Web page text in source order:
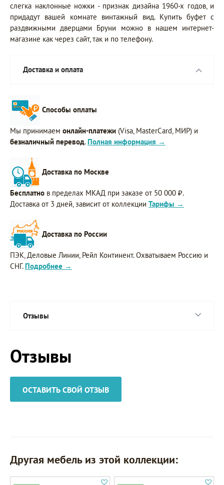
слегка наклонные ножки - признак дизайна 1960-х годов, и
придадут вашей комнате винтажный вид. Купить буфет с
раздвижными дверцами Бруни можно в нашем интернет-
магазине как через сайт, так и по телефону.
Доставка и оплата
Способы оплаты
Мы принимаем онлайн-платежи (Visa, MasterCard, МИР) и
безналичный перевод. Полная информация →
Доставка по Москве
Бесплатно в пределах МКАД при заказе от 50 000 ₽.
Доставка от 3 дней, зависит от коллекции Тарифы →
Доставка по России
ПЭК, Деловые Линии, Рейл Континент. Охватываем Россию и
СНГ. Подробнее →
Отзывы
Отзывы
ОСТАВИТЬ СВОЙ ОТЗЫВ
Другая мебель из этой коллекции: